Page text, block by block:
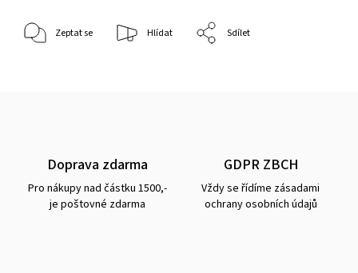
Zeptat se Hlídat Sdílet
Doprava zdarma
Pro nákupy nad částku 1500,-
je poštovné zdarma
GDPR ZBCH
Vždy se řídíme zásadami
ochrany osobních údajů